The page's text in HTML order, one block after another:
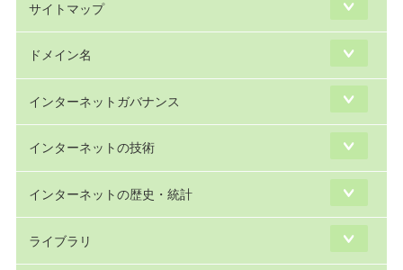
サイトマップ
ドメイン名
インターネットガバナンス
インターネットの技術
インターネットの歴史・統計
ライブラリ